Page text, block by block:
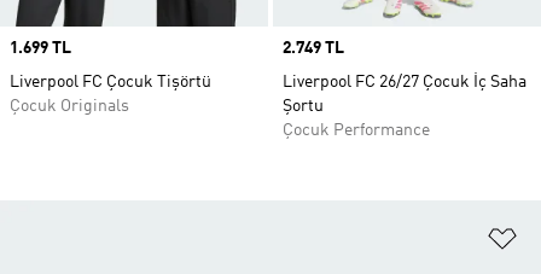
Price
1.699 TL
Liverpool FC Çocuk Tişörtü
Çocuk Originals
Price
2.749 TL
Liverpool FC 26/27 Çocuk İç Saha
Şortu
Çocuk Performance